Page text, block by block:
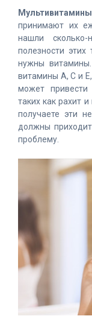
принимают их
нашли сколько-
полезности
нужны
витамины А, С и
может привести
таких как рахит
получаете эти
должны
проблему.